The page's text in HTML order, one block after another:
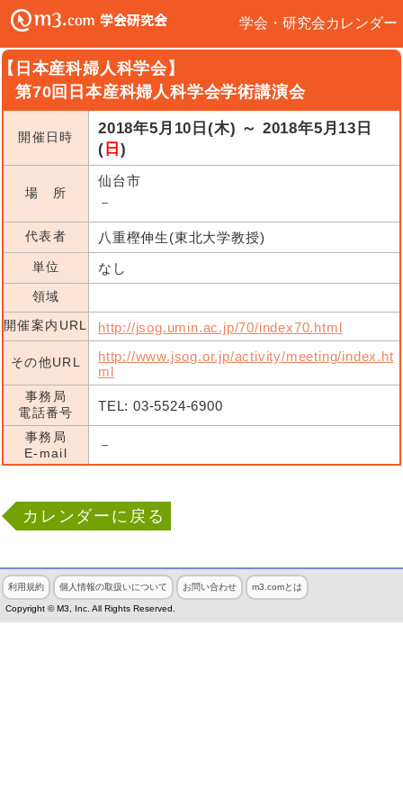
学会・研究会カレンダー
日本産科婦人科学会】
第70回日本産科婦人科学会学術講演会
開催日時
2018年5月10日(木) ～ 2018年5月13日
( 日 )
場 所
仙台市
－
代表者 八重樫伸生(東北大学教授)
単位 なし
領域
開催案内URL
http://jsog.umin.ac.jp/70/index70.html
その他URL
http://www.jsog.or.jp/activity/meeting/index.ht
ml
事務局
電話番号
TEL: 03-5524-6900
事務局
E-mail
－
カレンダーに戻る
利用規約 個人情報の取扱いについて お問い合わせ m3.comとは
Copyright © M3, Inc. All Rights Reserved.